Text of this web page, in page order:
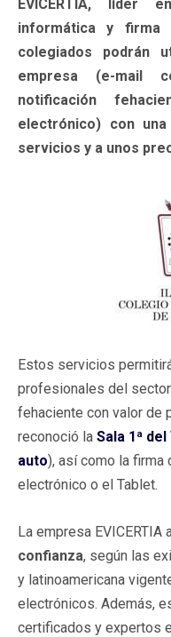
EVICERTIA, líder
informática y
colegiados podrán
empresa (e-mail
notificación
electrónico) con
servicios y a unos
Estos servicios
profesionales del
fehaciente con valor de
reconoció la Sala 1ª
auto), así como la firma
electrónico o el Tablet.
La empresa EVICERTIA
confianza, según las
y latinoamericana
electrónicos. Además,
certificados y expertos